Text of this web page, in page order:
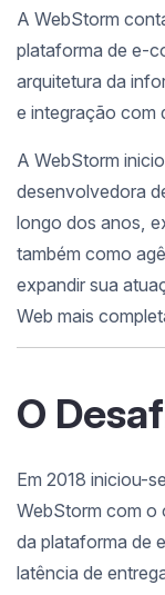
A WebStorm
plataforma de e-
arquitetura da
e integração com
A WebStorm
desenvolvedora
longo dos anos,
também como
expandir sua
Web mais
O
Em 2018 iniciou-
WebStorm com o
da plataforma de
latência de